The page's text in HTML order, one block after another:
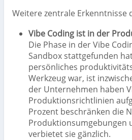
Weitere zentrale Erkenntnisse
Vibe Coding ist in der
Die Phase in der Vibe
Sandbox stattgefunden
persönliches
Werkzeug war, ist
der Unternehmen haben
Produktionsrichtlinien
Prozent beschränken die
Produktionsumgebungen
verbietet sie gänzlich.